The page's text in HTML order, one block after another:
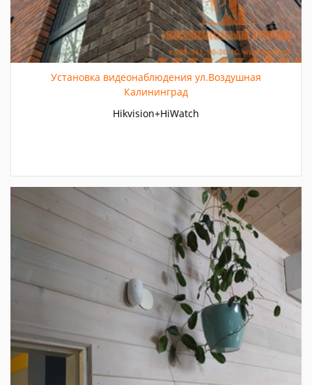
Установка видеонаблюдения ул.Воздушная
Калининград
Hikvision+HiWatch